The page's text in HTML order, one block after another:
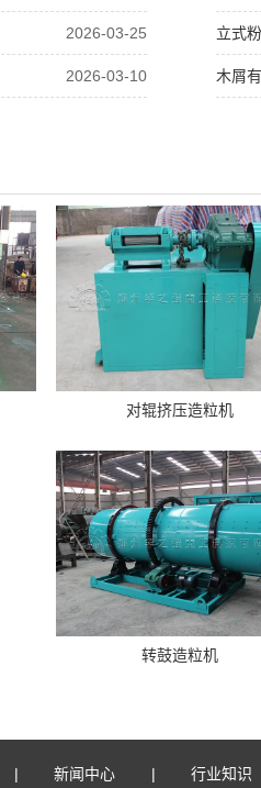
2026-03-25
2026-03-10
立式
木屑
对辊挤压造粒机
转鼓造粒机
新闻中心 行业知识